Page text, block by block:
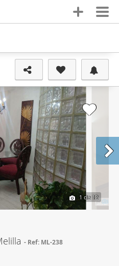
1 de 12
Ref: ML-238